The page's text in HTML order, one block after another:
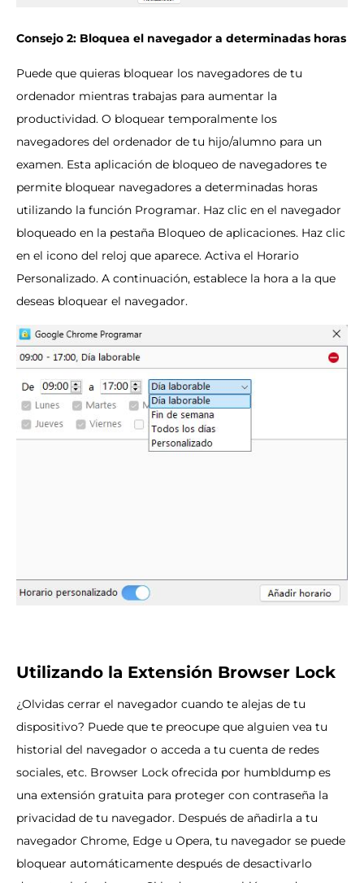
Consejo 2: Bloquea el navegador a determinadas horas
Puede que quieras bloquear los navegadores de tu
ordenador mientras trabajas para aumentar la
productividad. O bloquear temporalmente los
navegadores del ordenador de tu hijo/alumno para un
examen. Esta aplicación de bloqueo de navegadores te
permite bloquear navegadores a determinadas horas
utilizando la función Programar. Haz clic en el navegador
bloqueado en la pestaña Bloqueo de aplicaciones. Haz clic
en el icono del reloj que aparece. Activa el Horario
Personalizado. A continuación, establece la hora a la que
deseas bloquear el navegador.
Utilizando la Extensión Browser Lock
¿Olvidas cerrar el navegador cuando te alejas de tu
dispositivo? Puede que te preocupe que alguien vea tu
historial del navegador o acceda a tu cuenta de redes
sociales, etc. Browser Lock ofrecida por humbldump es
una extensión gratuita para proteger con contraseña la
privacidad de tu navegador. Después de añadirla a tu
navegador Chrome, Edge u Opera, tu navegador se puede
bloquear automáticamente después de desactivarlo